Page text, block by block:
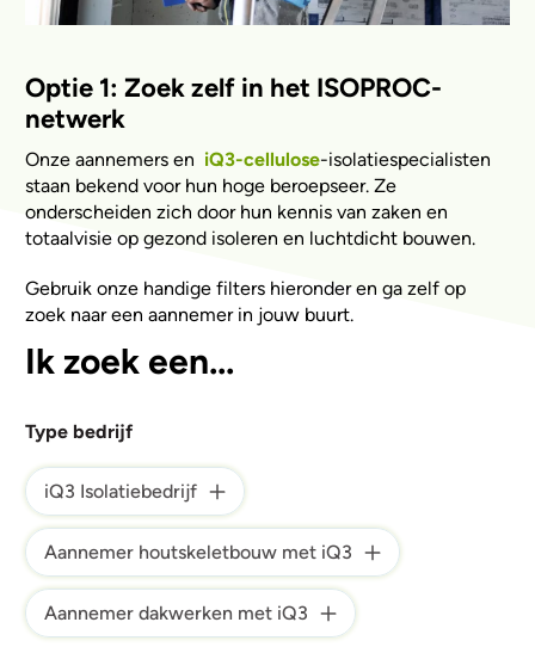
Optie 1: Zoek zelf in het ISOPROC-
netwerk
Onze aannemers en iQ3-cellulose-isolatiespecialisten
staan bekend voor hun hoge beroepseer. Ze
onderscheiden zich door hun kennis van zaken en
totaalvisie op gezond isoleren en luchtdicht bouwen.
Gebruik onze handige filters hieronder en ga zelf op
zoek naar een aannemer in jouw buurt.
Ik zoek een...
Type bedrijf
iQ3 Isolatiebedrijf
Aannemer houtskeletbouw met iQ3
Aannemer dakwerken met iQ3